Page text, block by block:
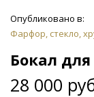
Опубликовано в:
Фарфор, стекло,
Бокал
28 000